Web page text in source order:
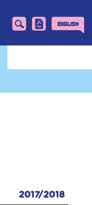
English
2017/2018